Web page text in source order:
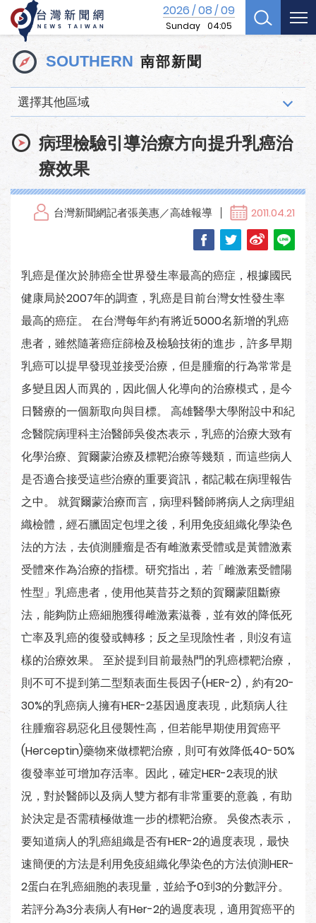
2026/08/09
Sunday 04:05
SOUTHERN 南部新聞
選擇其他區域
病理檢驗引導治療方向提升乳癌治
療效果
台灣新聞網記者張美惠／高雄報導 2011.04.21
乳癌是僅次於肺癌全世界發生率最高的癌症，根據國民
健康局於2007年的調查，乳癌是目前台灣女性發生率
最高的癌症。 在台灣每年約有將近5000名新增的乳癌
患者，雖然隨著癌症篩檢及檢驗技術的進步，許多早期
乳癌可以提早發現並接受治療，但是腫瘤的行為常常是
多變且因人而異的，因此個人化導向的治療模式，是今
日醫療的一個新取向與目標。 高雄醫學大學附設中和紀
念醫院病理科主治醫師吳俊杰表示，乳癌的治療大致有
化學治療、賀爾蒙治療及標靶治療等幾類，而這些病人
是否適合接受這些治療的重要資訊，都記載在病理報告
之中。 就賀爾蒙治療而言，病理科醫師將病人之病理組
織檢體，經石臘固定包埋之後，利用免疫組織化學染色
法的方法，去偵測腫瘤是否有雌激素受體或是黃體激素
受體來作為治療的指標。研究指出，若「雌激素受體陽
性型」乳癌患者，使用他莫昔芬之類的賀爾蒙阻斷療
法，能夠防止癌細胞獲得雌激素滋養，並有效的降低死
亡率及乳癌的復發或轉移；反之呈現陰性者，則沒有這
樣的治療效果。 至於提到目前最熱門的乳癌標靶治療，
則不可不提到第二型類表面生長因子(HER-2)，約有20-
30%的乳癌病人擁有HER-2基因過度表現，此類病人往
往腫瘤容易惡化且侵襲性高，但若能早期使用賀癌平
(Herceptin)藥物來做標靶治療，則可有效降低40-50%
復發率並可增加存活率。因此，確定HER-2表現的狀
況，對於醫師以及病人雙方都有非常重要的意義，有助
於決定是否需積極做進一步的標靶治療。 吳俊杰表示，
要知道病人的乳癌組織是否有HER-2的過度表現，最快
速簡便的方法是利用免疫組織化學染色的方法偵測HER-
2蛋白在乳癌細胞的表現量，並給予0到3的分數評分。
若評分為3分表病人有Her-2的過度表現，適用賀癌平的